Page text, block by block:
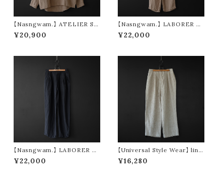
【Nasngwam.】 ATELIER SH
IRTS (beige)
¥20,900
【Nasngwam.】 LABORER P
ANTS (beige)
¥22,000
【Nasngwam.】 LABORER P
ANTS (black)
¥22,000
【Universal Style Wear】 line
n easy tuck pants (off whit
e)
¥16,280